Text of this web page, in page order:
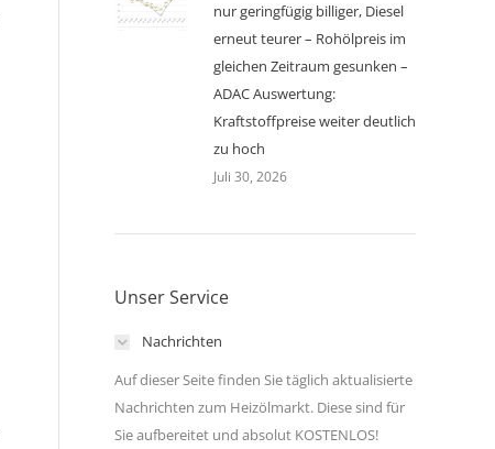
nur geringfügig billiger, Diesel
erneut teurer – Rohölpreis im
gleichen Zeitraum gesunken –
ADAC Auswertung:
Kraftstoffpreise weiter deutlich
zu hoch
Juli 30, 2026
Unser Service
Nachrichten
Auf dieser Seite finden Sie täglich aktualisierte
Nachrichten zum Heizölmarkt. Diese sind für
Sie aufbereitet und absolut KOSTENLOS!